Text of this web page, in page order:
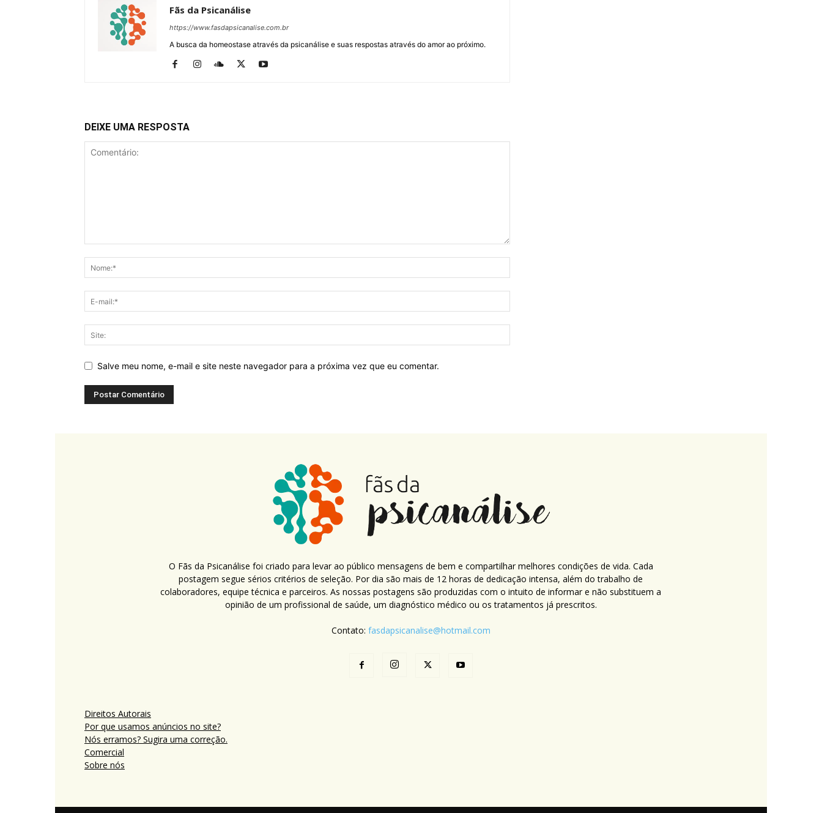
Fãs da Psicanálise
https://www.fasdapsicanalise.com.br
A busca da homeostase através da psicanálise e suas respostas através do amor ao próximo.
DEIXE UMA RESPOSTA
Salve meu nome, e-mail e site neste navegador para a próxima vez que eu comentar.
O Fãs da Psicanálise foi criado para levar ao público mensagens de bem e compartilhar melhores condições de vida. Cada
postagem segue sérios critérios de seleção. Por dia são mais de 12 horas de dedicação intensa, além do trabalho de
colaboradores, equipe técnica e parceiros. As nossas postagens são produzidas com o intuito de informar e não substituem a
opinião de um profissional de saúde, um diagnóstico médico ou os tratamentos já prescritos.
Contato: fasdapsicanalise@hotmail.com
Direitos Autorais
Por que usamos anúncios no site?
Nós erramos? Sugira uma correção.
Comercial
Sobre nós